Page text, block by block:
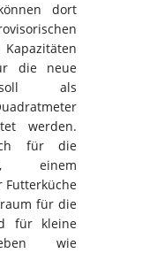
dort
die neue
soll als
werden.
für die
einem
Futterküche
für die
für kleine
wie